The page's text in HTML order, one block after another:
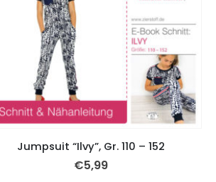
Jumpsuit “Ilvy”, Gr. 110 – 152
€5,99